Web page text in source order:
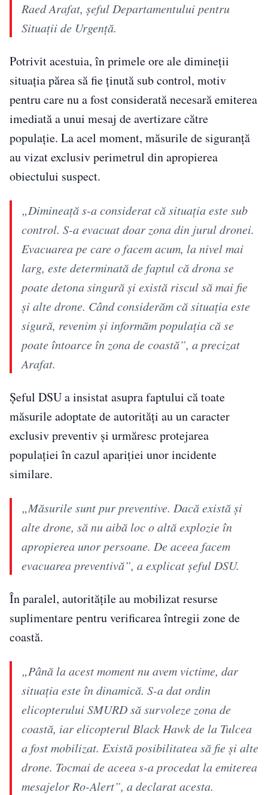
Raed Arafat, șeful Departamentului pentru
Situații de Urgență.
Potrivit acestuia, în primele ore ale dimineții
situația părea să fie ținută sub control, motiv
pentru care nu a fost considerată necesară emiterea
imediată a unui mesaj de avertizare către
populație. La acel moment, măsurile de siguranță
au vizat exclusiv perimetrul din apropierea
obiectului suspect.
„Dimineață s-a considerat că situația este sub
control. S-a evacuat doar zona din jurul dronei.
Evacuarea pe care o facem acum, la nivel mai
larg, este determinată de faptul că drona se
poate detona singură și există riscul să mai fie
și alte drone. Când considerăm că situația este
sigură, revenim și informăm populația că se
poate întoarce în zona de coastă”, a precizat
Arafat.
Șeful DSU a insistat asupra faptului că toate
măsurile adoptate de autorități au un caracter
exclusiv preventiv și urmăresc protejarea
populației în cazul apariției unor incidente
similare.
„Măsurile sunt pur preventive. Dacă există și
alte drone, să nu aibă loc o altă explozie în
apropierea unor persoane. De aceea facem
evacuarea preventivă”, a explicat șeful DSU.
În paralel, autoritățile au mobilizat resurse
suplimentare pentru verificarea întregii zone de
coastă.
„Până la acest moment nu avem victime, dar
situația este în dinamică. S-a dat ordin
elicopterului SMURD să survoleze zona de
coastă, iar elicopterul Black Hawk de la Tulcea
a fost mobilizat. Există posibilitatea să fie și alte
drone. Tocmai de aceea s-a procedat la emiterea
mesajelor Ro-Alert”, a declarat acesta.